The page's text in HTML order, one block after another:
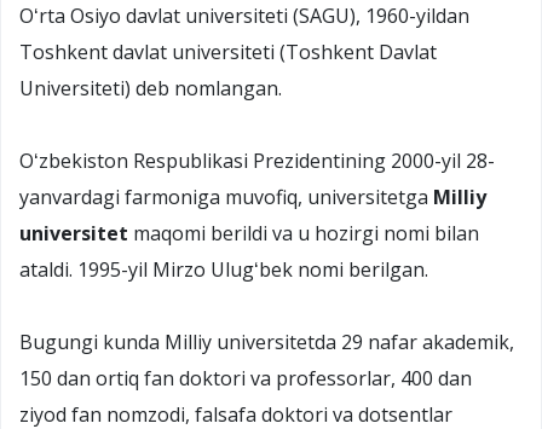
Oʻrta Osiyo davlat universiteti (SAGU), 1960-yildan
Toshkent davlat universiteti (Toshkent Davlat
Universiteti) deb nomlangan.
Oʻzbekiston Respublikasi Prezidentining 2000-yil 28-
yanvardagi farmoniga muvofiq, universitetga Milliy
universitet maqomi berildi va u hozirgi nomi bilan
ataldi. 1995-yil Mirzo Ulugʻbek nomi berilgan.
Bugungi kunda Milliy universitetda 29 nafar akademik,
150 dan ortiq fan doktori va professorlar, 400 dan
ziyod fan nomzodi, falsafa doktori va dotsentlar